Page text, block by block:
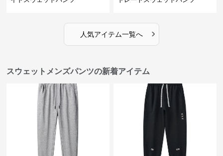
人気アイテム一覧へ ›
スウェットメンズパンツの新着アイテム